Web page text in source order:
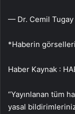
— Dr. Cemil
*Haberin
Haber Kaynak :
“Yayınlanan tüm
yasal